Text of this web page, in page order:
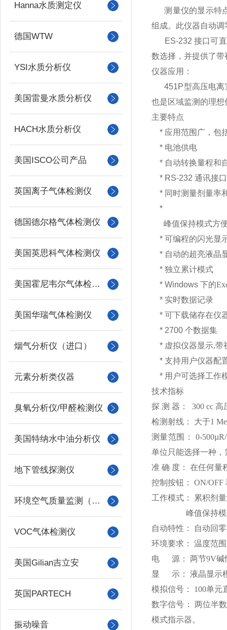
Hanna水质测定仪
德国WTW
YSI水质分析仪
美国雷曼水质分析仪
HACH水质分析仪
美国ISCO公司产品
英国离子气体检测仪
德国德尔格气体检测仪
美国英思科气体检测仪
美国霍尼韦尔气体检测仪
美国华瑞气体检测仪
烟气分析仪（进口）
元素分析类仪器
臭氧分析仪/甲醛检测仪
美国特纳水中油分析仪
地下管线探测仪
环境空气质量监测（美国Met one）
VOC气体检测仪
美国Gilian吉立安
英国PARTECH
振动噪音
测量仪的显示特
组成。此仪器自动
ES-232 接口可
数选择，并提供了
仪器应用：
451P型高压电
也是区域监测的理想
主要特点
* 应用范围广，包
* 电池供电
* 自动转换量程和
* RS-232 通讯接口
* 同时测量剂量率
*
峰值保持模式方便
* 可编程的闪光显
* 自动的超亮液晶
* 独立累计模式
* Windows 下的
* 实时数据记录
* 可下载储存在仪
* 2700 个数据集
* 虚拟仪器显示,带
* 支持用户仪器配
* 用户可选择工作
技术指标
探 测 器： 300 cc 高
检测射线： 大于1
测量范围： 0-
单位只能选择一种
准 确 度： 在任何量
控制按钮： ON/OFF
工作模式： 累积剂
峰值保持模式：
自动特性： 自动回
环境要求： 温度范
电 源： 两节9V碱
显 示： 液晶显示
模拟信号： 100单元
数字信号： 两位半
模式指示器。